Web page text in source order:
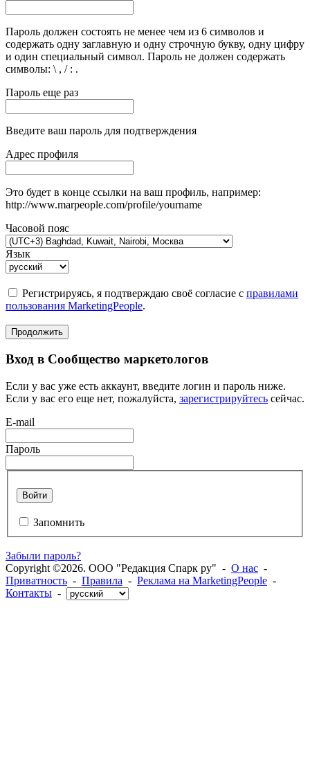
Пароль должен состоять не менее чем из 6 символов и
содержать одну заглавную и одну строчную букву, одну цифру
и один специальный символ. Пароль не должен содержать
символы: \ , / : .
Пароль еще раз
Введите ваш пароль для подтверждения
Адрес профиля
Это будет в конце ссылки на ваш профиль, например:
http://www.marpeople.com/profile/yourname
Часовой пояс
Язык
Регистрируясь, я подтверждаю своё согласие с правилами
пользования MarketingPeople.
Продолжить
Вход в Сообщество маркетологов
Если у вас уже есть аккаунт, введите логин и пароль ниже.
Если у вас его еще нет, пожалуйста, зарегистрируйтесь сейчас.
E-mail
Пароль
Войти
Запомнить
Забыли пароль?
Copyright ©2026. ООО "Редакция Спарк ру" - О нас -
Приватность - Правила - Реклама на MarketingPeople -
Контакты -